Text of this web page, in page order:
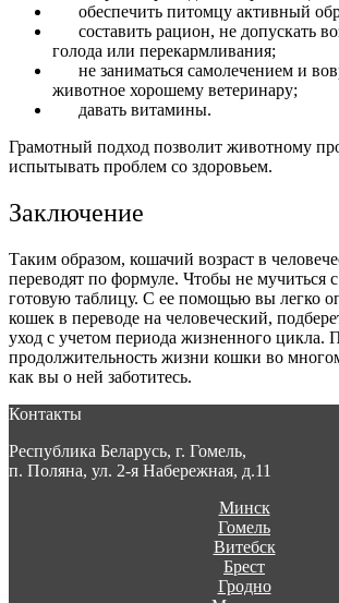
обеспечить питомцу активный
составить рацион, не допускать
голода или перекармливания;
не заниматься самолечением и
животное хорошему ветеринару;
давать витамины.
Грамотный подход позволит животному
испытывать проблем со здоровьем.
Заключение
Таким образом, кошачий возраст в
переводят по формуле. Чтобы не мучиться
готовую таблицу. С ее помощью вы легко
кошек в переводе на человеческий,
уход с учетом периода жизненного цикла.
продолжительность жизни кошки во
как вы о ней заботитесь.
Контакты
Республика Беларусь, г. Гомель,
п. Поляна, ул. 2-я Набережная, д.11
Минск
Гомель
Витебск
Брест
Гродно